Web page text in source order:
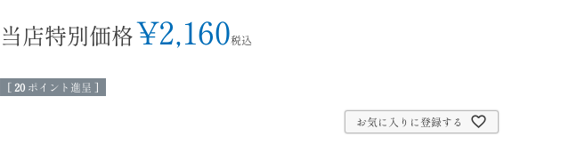
当店特別価格 ¥2,160税込
[ 20 ポイント進呈 ]
お気に入りに登録する